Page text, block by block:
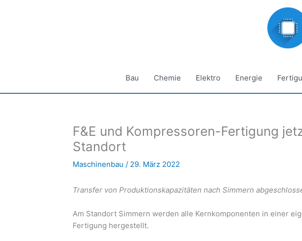
Bau Chemie Elektro Energie
F&E und Kompressoren-Fertigung
Standort
Maschinenbau / 29. März 2022
Transfer von Produktionskapazitäten nach Simmern
Am Standort Simmern werden alle Kernkomponenten in einer
Fertigung hergestellt.